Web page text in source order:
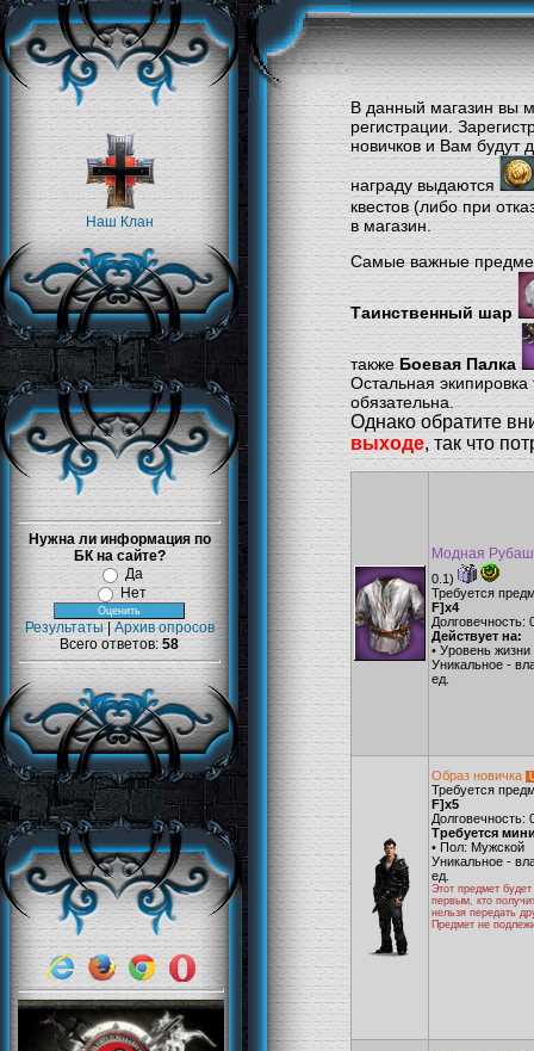
Наш Клан
Нужна ли информация по
БК на сайте?
Да
Нет
Результаты| Архив опросов
Всего ответов: 58
В данный магазин вы
регистрации.
новичков и Вам будут
награду выдаются
квестов (либо при
в магазин.
Самые важные
Таинственный шар
такжеБоевая Палка
Остальная
обязательна.
Однако обратите
выходе, так что
Модная
0.1)
Требуется
F]x4
Долговечность:
Действует на:
• Уровень
Уникальное -
ед.
Образ новичка
Требуется
F]x5
Долговечность:
Требуется
• Пол: Мужской
Уникальное -
ед.
Этот предмет
первым, кто
нельзя передать
Предмет не